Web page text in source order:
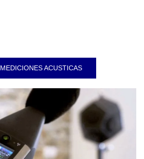
MEDICIONES ACUSTICAS